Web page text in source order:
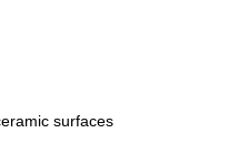
surfaces